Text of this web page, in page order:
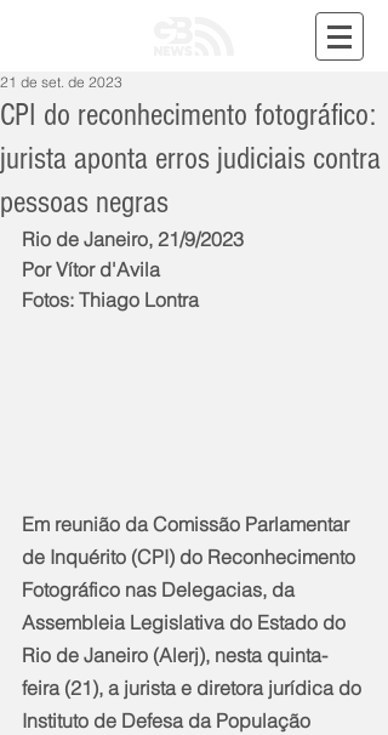
CPI do reconhecimento fotográfico:
jurista aponta erros judiciais contra
pessoas negras
21 de set. de 2023
Rio de Janeiro, 21/9/2023
Por Vítor d'Avila
Fotos: Thiago Lontra
Em reunião da Comissão Parlamentar
de Inquérito (CPI) do Reconhecimento
Fotográfico nas Delegacias, da
Assembleia Legislativa do Estado do
Rio de Janeiro (Alerj), nesta quinta-
feira (21), a jurista e diretora jurídica do
Instituto de Defesa da População